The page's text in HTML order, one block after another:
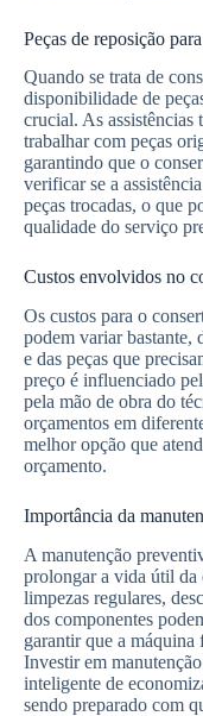
Peças de reposição
Quando se trata de
disponibilidade de
crucial. As assistências
trabalhar com peças
garantindo que o
verificar se a
peças trocadas, o que
qualidade do serviço
Custos envolvidos no
Os custos para o
podem variar bastante,
e das peças que
preço é influenciado
pela mão de obra do
orçamentos em
melhor opção que
orçamento.
Importância da
A manutenção
prolongar a vida útil
limpezas regulares,
dos componentes
garantir que a
Investir em
inteligente de
sendo preparado com